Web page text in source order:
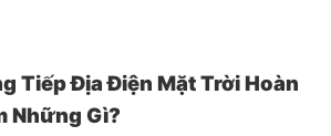
Tiếp Địa Điện Mặt Trời Hoàn
Những Gì?